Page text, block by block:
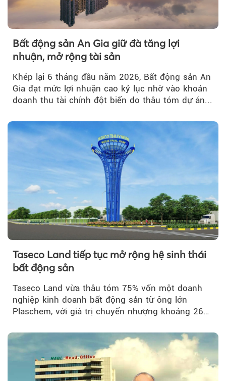
Bất động sản An Gia giữ đà tăng lợi
nhuận, mở rộng tài sản
Khép lại 6 tháng đầu năm 2026, Bất động sản An
Gia đạt mức lợi nhuận cao kỷ lục nhờ vào khoản
doanh thu tài chính đột biến do thâu tóm dự án...
Taseco Land tiếp tục mở rộng hệ sinh thái
bất động sản
Taseco Land vừa thâu tóm 75% vốn một doanh
nghiệp kinh doanh bất động sản từ ông lớn
Plaschem, với giá trị chuyển nhượng khoảng 262